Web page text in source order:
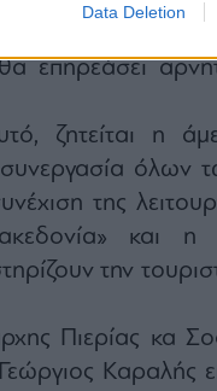
Data Deletion
επηρεάσει
ζητείται η
συνεργασία
της
και η
την
Πιερίας κα
Καραλής